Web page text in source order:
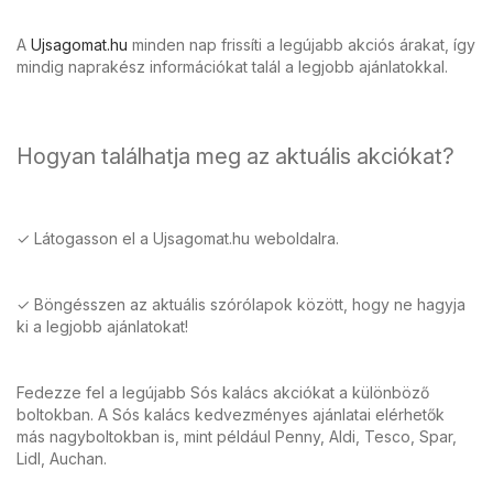
A Ujsagomat.hu minden nap frissíti a legújabb akciós árakat, így
mindig naprakész információkat talál a legjobb ajánlatokkal.
Hogyan találhatja meg az aktuális akciókat?
✓ Látogasson el a Ujsagomat.hu weboldalra.
✓ Böngésszen az aktuális szórólapok között, hogy ne hagyja
ki a legjobb ajánlatokat!
Fedezze fel a legújabb Sós kalács akciókat a különböző
boltokban. A Sós kalács kedvezményes ajánlatai elérhetők
más nagyboltokban is, mint például Penny, Aldi, Tesco, Spar,
Lidl, Auchan.